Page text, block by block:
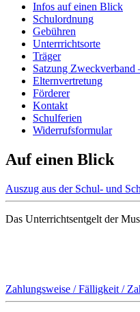
Infos auf einen Blick
Schulordnung
Gebühren
Unterrrichtsorte
Träger
Satzung Zweckverband
Elternvertretung
Förderer
Kontakt
Schulferien
Widerrufsformular
Auf einen Blick
Auszug aus der Schul- und
Das Unterrichtsentgelt der
Zahlungsweise / Fälligkeit /